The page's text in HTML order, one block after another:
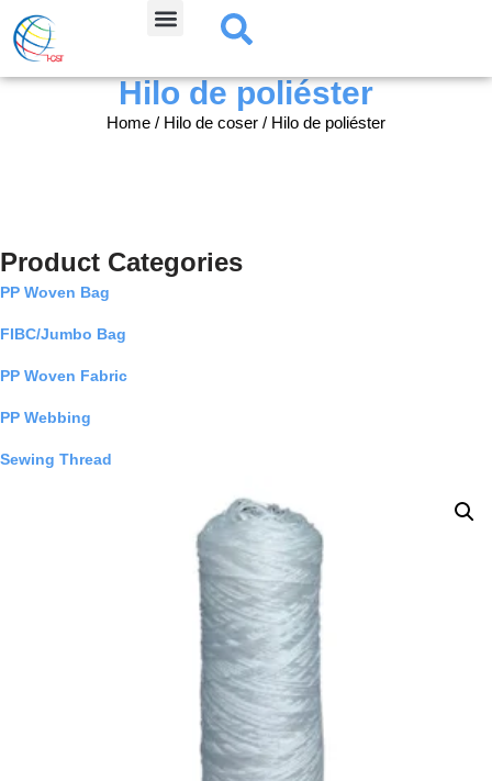
Skip
to
Hilo de poliéster
Home / Hilo de coser / Hilo de poliéster
Product Categories
PP Woven Bag
FIBC/Jumbo Bag
PP Woven Fabric
PP Webbing
Sewing Thread